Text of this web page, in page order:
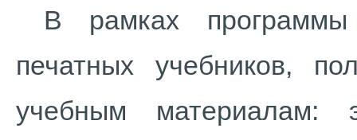
В рамках программы
печатных учебников,
учебным материалам: